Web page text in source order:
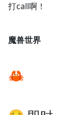
打call啊！
魔兽世界
🦀